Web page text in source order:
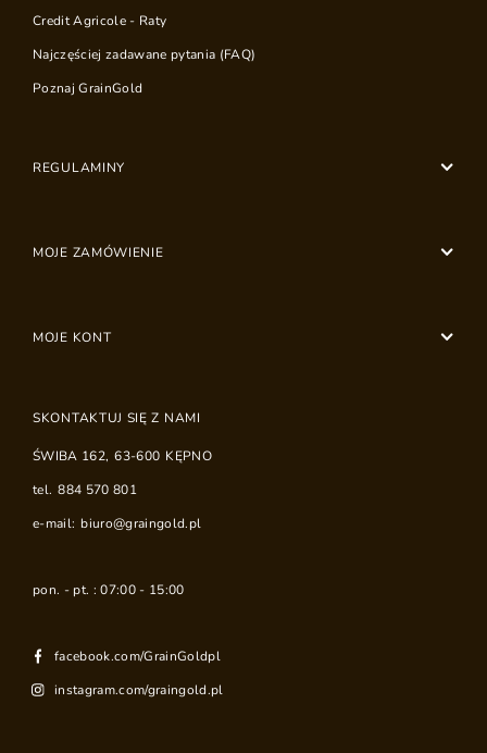
Credit Agricole - Raty
Najczęściej zadawane pytania (FAQ)
Poznaj GrainGold
REGULAMINY
MOJE ZAMÓWIENIE
MOJE KONT
SKONTAKTUJ SIĘ Z NAMI
ŚWIBA 162, 63-600 KĘPNO
tel. 884 570 801
e-mail: biuro@graingold.pl
pon. - pt. : 07:00 - 15:00
facebook.com/GrainGoldpl
instagram.com/graingold.pl